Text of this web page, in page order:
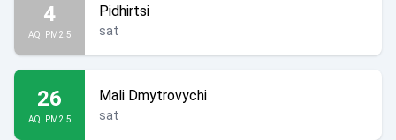
4
AQI PM2.5
Pidhirtsi
sat
26
AQI PM2.5
Mali Dmytrovychi
sat